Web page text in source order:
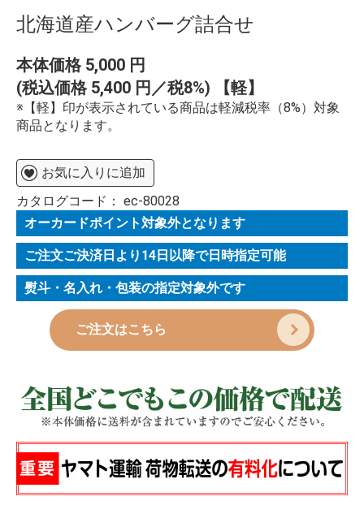
北海道産ハンバーグ詰合せ
本体価格 5,000 円
(税込価格 5,400 円／税8%) 【軽】
※【軽】印が表示されている商品は軽減税率（8%）対象
商品となります。
お気に入りに追加
カタログコード： ec-80028
オーカードポイント対象外となります
ご注文ご決済日より14日以降で日時指定可能
熨斗・名入れ・包装の指定対象外です
ご注文はこちら